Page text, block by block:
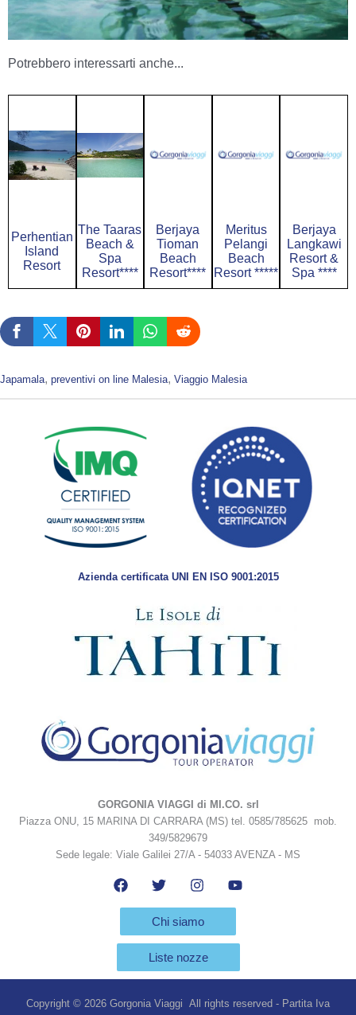
Potrebbero interessarti anche...
Perhentian
Island
Resort
The Taaras
Beach &
Spa
Resort****
Berjaya
Tioman
Beach
Resort****
Meritus
Pelangi
Beach
Resort *****
Berjaya
Langkawi
Resort &
Spa ****
Japamala, preventivi on line Malesia, Viaggio Malesia
Azienda certificata UNI EN ISO 9001:2015
GORGONIA VIAGGI di MI.CO. srl
Piazza ONU, 15 MARINA DI CARRARA (MS) tel. 0585/785625 mob.
349/5829679
Sede legale: Viale Galilei 27/A - 54033 AVENZA - MS
Chi siamo
Liste nozze
Copyright © 2026 Gorgonia Viaggi All rights reserved - Partita Iva